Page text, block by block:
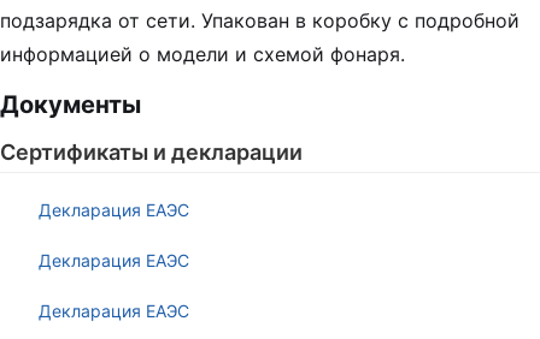
подзарядка от сети. Упакован в коробку с подробной
информацией о модели и схемой фонаря.
Документы
Сертификаты и декларации
Декларация ЕАЭС
Декларация ЕАЭС
Декларация ЕАЭС